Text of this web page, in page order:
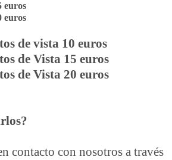
euros
euros
de vista 10 euros
de Vista 15 euros
de Vista 20 euros
contacto con nosotros a través